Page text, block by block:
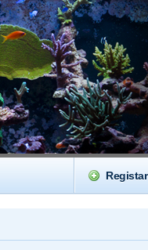
Registar